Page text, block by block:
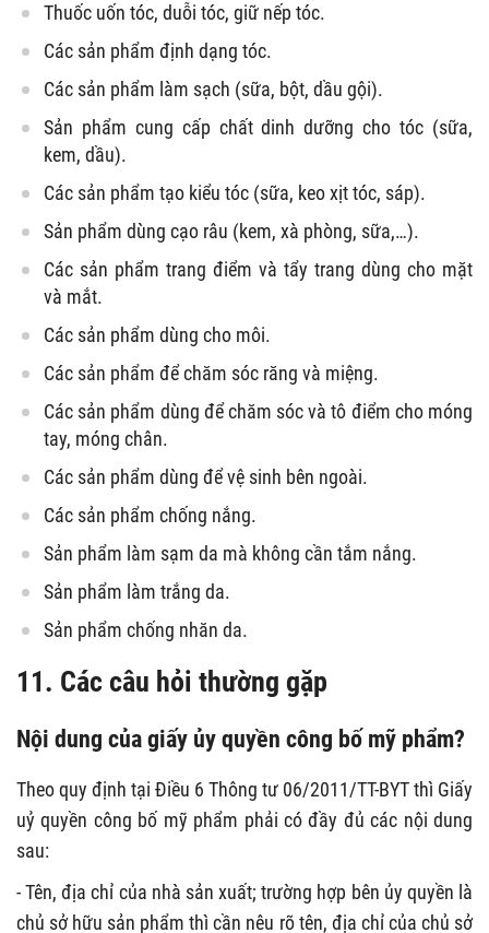
Thuốc uốn tóc, duỗi tóc, giữ nếp tóc.
Các sản phẩm định dạng tóc.
Các sản phẩm làm sạch (sữa, bột, dầu gội).
Sản phẩm cung cấp chất dinh dưỡng cho tóc (sữa,
kem, dầu).
Các sản phẩm tạo kiểu tóc (sữa, keo xịt tóc, sáp).
Sản phẩm dùng cạo râu (kem, xà phòng, sữa,…).
Các sản phẩm trang điểm và tẩy trang dùng cho mặt
và mắt.
Các sản phẩm dùng cho môi.
Các sản phẩm để chăm sóc răng và miệng.
Các sản phẩm dùng để chăm sóc và tô điểm cho móng
tay, móng chân.
Các sản phẩm dùng để vệ sinh bên ngoài.
Các sản phẩm chống nắng.
Sản phẩm làm sạm da mà không cần tắm nắng.
Sản phẩm làm trắng da.
Sản phẩm chống nhăn da.
11. Các câu hỏi thường gặp
Nội dung của giấy ủy quyền công bố mỹ phẩm?
Theo quy định tại Điều 6 Thông tư 06/2011/TT-BYT thì Giấy
uỷ quyền công bố mỹ phẩm phải có đầy đủ các nội dung
sau:
- Tên, địa chỉ của nhà sản xuất; trường hợp bên ủy quyền là
chủ sở hữu sản phẩm thì cần nêu rõ tên, địa chỉ của chủ sở